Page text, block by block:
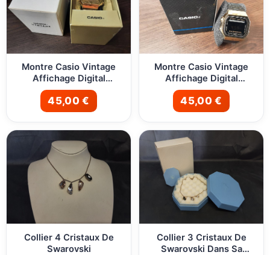
Montre Casio Vintage
Affichage Digital
Bracelet Metal Dore
45,00 €
Montre Casio Vintage
Affichage Digital
Bracelet Metal Noir
45,00 €
Collier 4 Cristaux De
Swarovski
Collier 3 Cristaux De
Swarovski Dans Sa